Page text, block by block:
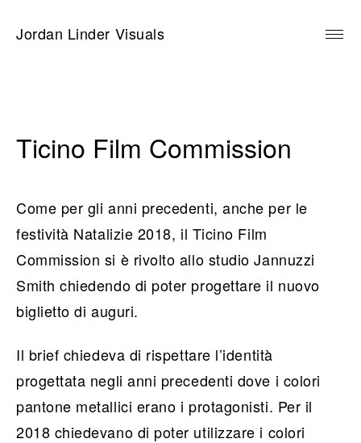
Jordan Linder Visuals
Ticino Film Commission
Come per gli anni precedenti, anche per le
festività Natalizie 2018, il Ticino Film
Commission si è rivolto allo studio Jannuzzi
Smith chiedendo di poter progettare il nuovo
biglietto di auguri.
Il brief chiedeva di rispettare l’identità
progettata negli anni precedenti dove i colori
pantone metallici erano i protagonisti. Per il
2018 chiedevano di poter utilizzare i colori